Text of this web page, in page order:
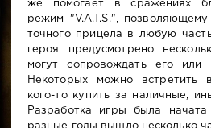
же помогает в сражениях
режим "V.A.T.S.",
точного прицела в любую
героя предусмотрено
могут сопровождать его или
Некоторых можно встретить
кого-то купить за наличные,
Разработка игры была
разные годы вышло несколько